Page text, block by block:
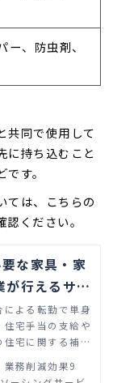
、防虫剤、
共同で使用して
に持ち込むこと
す。
ては、こちらの
ください。
な家具・家
が行えるサポ
よる転勤で単身
宅手当の支給や
宅に関する補助
るための家具・
務削減効果9